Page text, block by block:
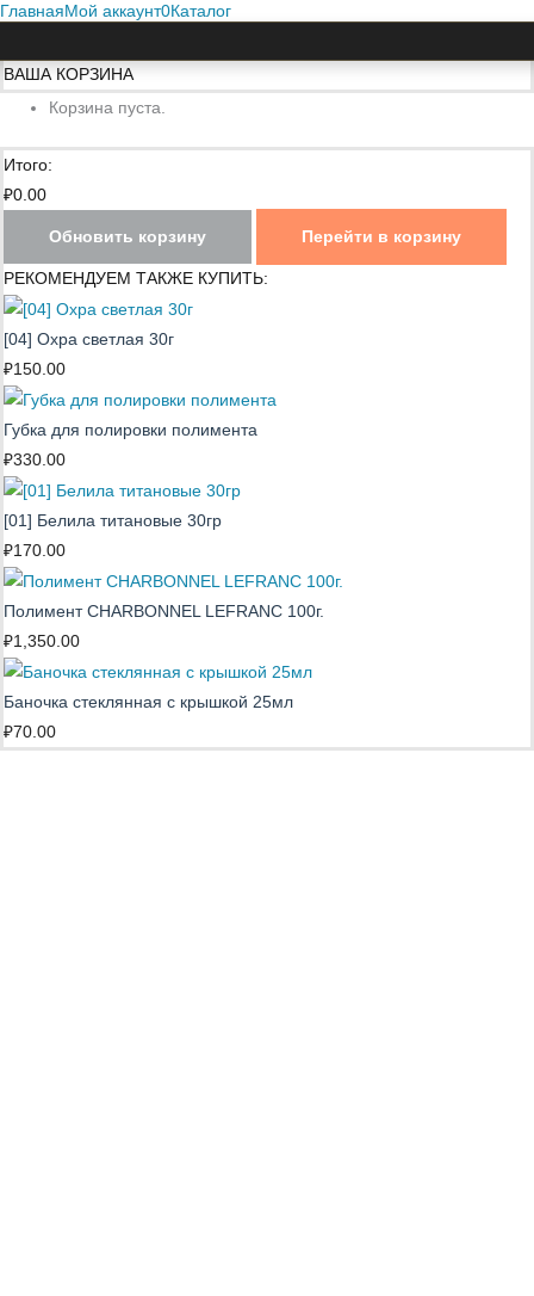
Главная Мой аккаунт0Каталог
ВАША КОРЗИНА
Корзина пуста.
Итого:
₽0.00
Обновить корзину Перейти в корзину
РЕКОМЕНДУЕМ ТАКЖЕ КУПИТЬ:
[04] Охра светлая 30г
₽150.00
Губка для полировки полимента
₽330.00
[01] Белила титановые 30гр
₽170.00
Полимент CHARBONNEL LEFRANC 100г.
₽1,350.00
Баночка стеклянная с крышкой 25мл
₽70.00